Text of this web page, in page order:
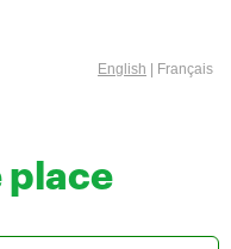
English | Français
place